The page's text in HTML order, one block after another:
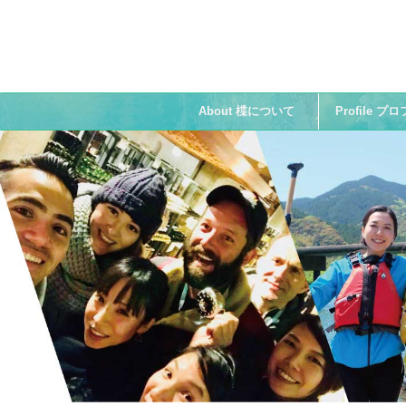
About 楪について Profile プロ